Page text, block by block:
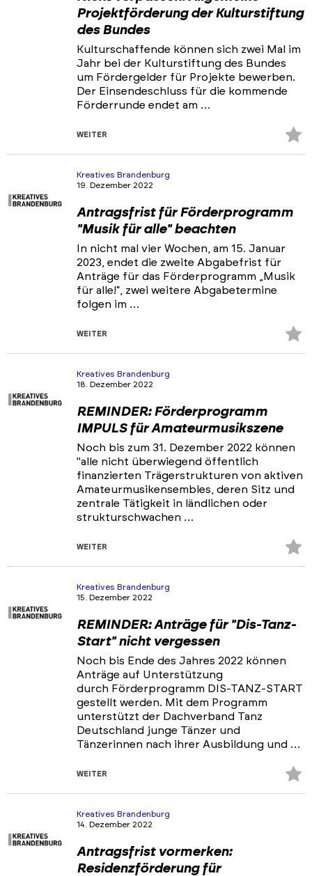
Projektförderung der Kulturstiftung
des Bundes
Kulturschaffende können sich zwei Mal im
Jahr bei der Kulturstiftung des Bundes
um Fördergelder für Projekte bewerben.
Der Einsendeschluss für die kommende
Förderrunde endet am …
WEITER
Kreatives Brandenburg
19. Dezember 2022
Antragsfrist für Förderprogramm
"Musik für alle" beachten
In nicht mal vier Wochen, am 15. Januar
2023, endet die zweite Abgabefrist für
Anträge für das Förderprogramm „Musik
für alle!“, zwei weitere Abgabetermine
folgen im …
WEITER
Kreatives Brandenburg
18. Dezember 2022
REMINDER: Förderprogramm
IMPULS für Amateurmusikszene
Noch bis zum 31. Dezember 2022 können
"alle nicht überwiegend öffentlich
finanzierten Trägerstrukturen von aktiven
Amateurmusikensembles, deren Sitz und
zentrale Tätigkeit in ländlichen oder
strukturschwachen …
WEITER
Kreatives Brandenburg
15. Dezember 2022
REMINDER: Anträge für "Dis-Tanz-
Start" nicht vergessen
Noch bis Ende des Jahres 2022 können
Anträge auf Unterstützung
durch Förderprogramm DIS-TANZ-START
gestellt werden. Mit dem Programm
unterstützt der Dachverband Tanz
Deutschland junge Tänzer und
Tänzerinnen nach ihrer Ausbildung und …
WEITER
Kreatives Brandenburg
14. Dezember 2022
Antragsfrist vormerken:
Residenzförderung für